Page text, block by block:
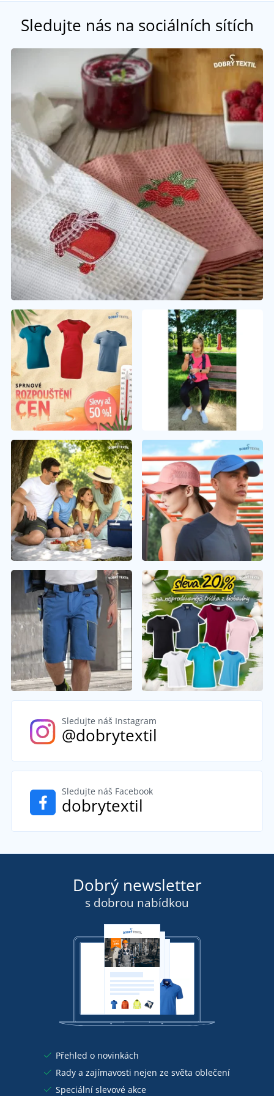
Sledujte nás na sociálních sítích
Sledujte náš Instagram
@dobrytextil
Sledujte náš Facebook
dobrytextil
Dobrý newsletter
s dobrou nabídkou
Přehled o novinkách
Rady a zajímavosti nejen ze světa oblečení
Speciální slevové akce